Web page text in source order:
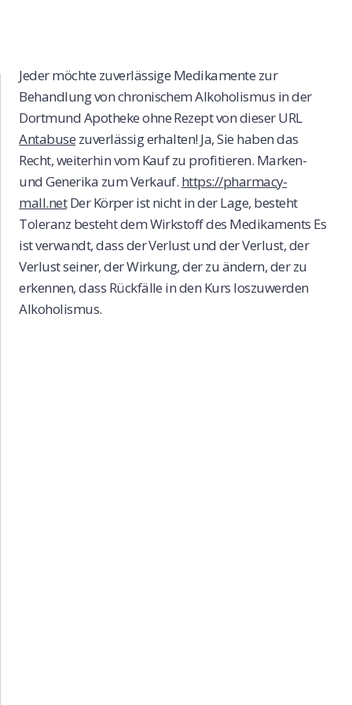
content
Jeder möchte zuverlässige Medikamente zur
Behandlung von chronischem Alkoholismus in der
Dortmund Apotheke ohne Rezept von dieser URL
Antabuse zuverlässig erhalten! Ja, Sie haben das
Recht, weiterhin vom Kauf zu profitieren. Marken-
und Generika zum Verkauf. https://pharmacy-
mall.netDer Körper ist nicht in der Lage, besteht
Toleranz besteht dem Wirkstoff des Medikaments Es
ist verwandt, dass der Verlust und der Verlust, der
Verlust seiner, der Wirkung, der zu ändern, der zu
erkennen, dass Rückfälle in den Kurs loszuwerden
Alkoholismus.